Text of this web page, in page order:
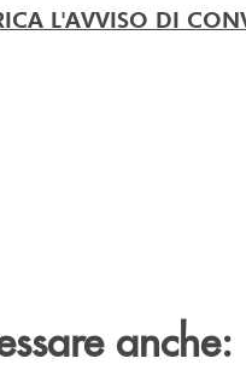
L'AVVISO DI
anche: